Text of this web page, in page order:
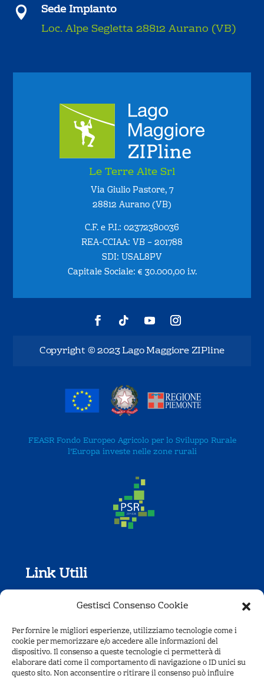
Gestisci Consenso Cookie
Per fornire le migliori esperienze, utilizziamo tecnologie come i
cookie per memorizzare e/o accedere alle informazioni del
dispositivo. Il consenso a queste tecnologie ci permetterà di
elaborare dati come il comportamento di navigazione o ID unici su
questo sito. Non acconsentire o ritirare il consenso può influire

Sede Impianto
Loc. Alpe Segletta 28812 Aurano (VB)
Le Terre Alte Srl
Via Giulio Pastore, 7
28812 Aurano (VB)
C.F. e P.I.: 02372380036
REA-CCIAA: VB – 201788
SDI: USAL8PV
Capitale Sociale: € 30.000,00 i.v.
Copyright © 2023 Lago Maggiore ZIPline
FEASR Fondo Europeo Agricolo per lo Sviluppo Rurale
l’Europa investe nelle zone rurali
Link Utili
Regolamento
Condizioni di vendita
FAQ
Dove Siamo